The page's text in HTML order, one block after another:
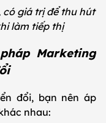
có giá trị để thu hút
làm tiếp thị
Marketing
đổi, bạn nên áp
nhau: